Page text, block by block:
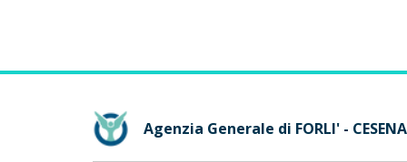
Agenzia Generale di FORLI' -